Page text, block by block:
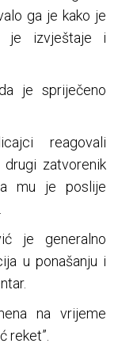
ga je kako je
je izvještaje i
je spriječeno
reagovali
zatvorenik
mu je poslije
je generalno
u ponašanju i
na vrijeme
reket”.